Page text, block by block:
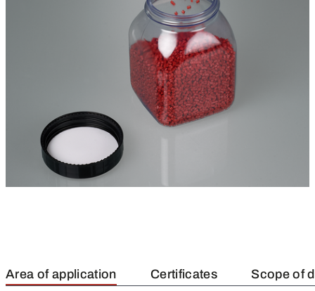
Area of application Certificates Scope of